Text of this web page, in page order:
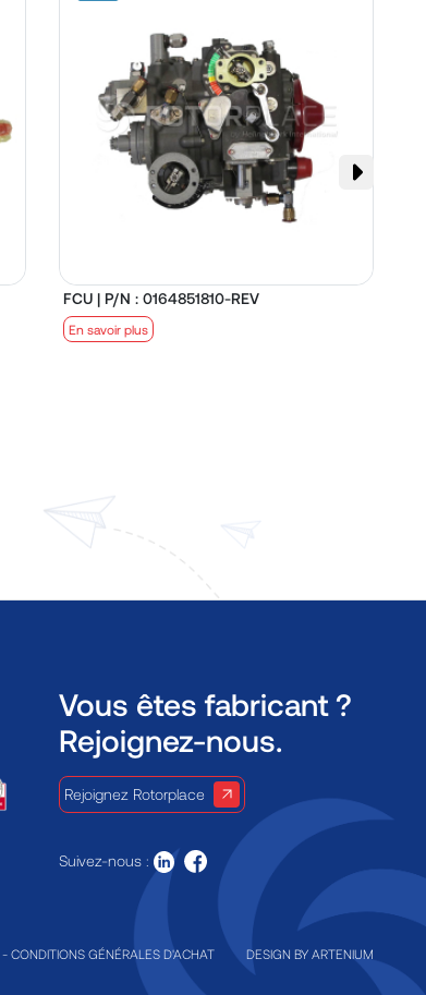
FCU | P/N : 0164851810-REV
En savoir plus
Vous êtes fabricant ?
Rejoignez-nous.
Rejoignez Rotorplace
Suivez-nous :
- CONDITIONS GÉNÉRALES D'ACHAT DESIGN BY ARTENIUM